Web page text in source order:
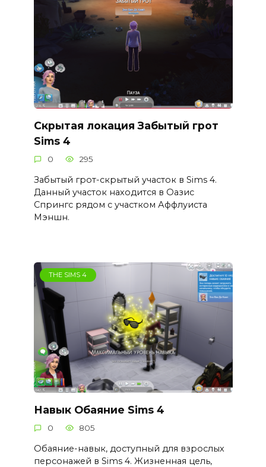
Скрытая локация Забытый грот
Sims 4
0 295
Забытый грот-скрытый участок в Sims 4.
Данный участок находится в Оазис
Спрингс рядом с участком Аффлуиста
Мэншн.
THE SIMS 4
Навык Обаяние Sims 4
0 805
Обаяние-навык, доступный для взрослых
персонажей в Sims 4. Жизненная цель,